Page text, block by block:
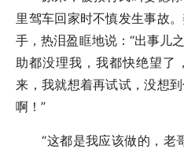
里驾车回家时不慎发生事故
手，热泪盈眶地说：“出事儿
助都没理我，我都快绝望了
来，我就想着再试试，没想
啊！”
“这都是我应该做的，老